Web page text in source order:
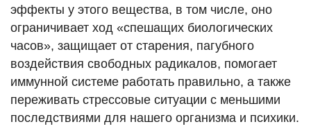
эффекты у этого вещества, в том числе, оно
ограничивает ход «спешащих биологических
часов», защищает от старения, пагубного
воздействия свободных радикалов, помогает
иммунной системе работать правильно, а также
переживать стрессовые ситуации с меньшими
последствиями для нашего организма и психики.